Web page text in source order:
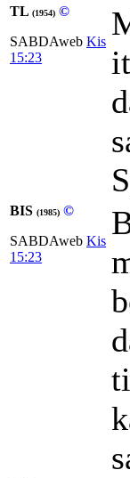
TL (1954) ©
SABDAweb Kis
15:23
BIS (1985) ©
SABDAweb Kis
15:23